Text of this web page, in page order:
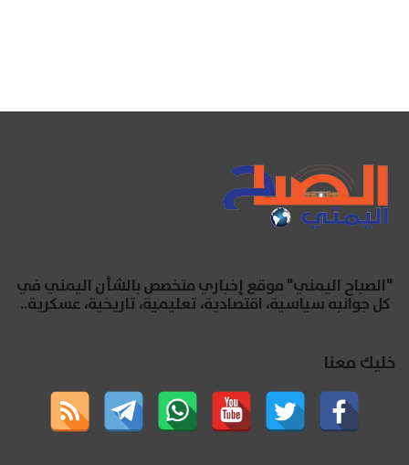
"الصباح اليمني" موقع إخباري متخصص بالشأن اليمني في
كل جوانبه سياسية، اقتصادية، تعليمية، تاريخية، عسكرية..
خليك معنا